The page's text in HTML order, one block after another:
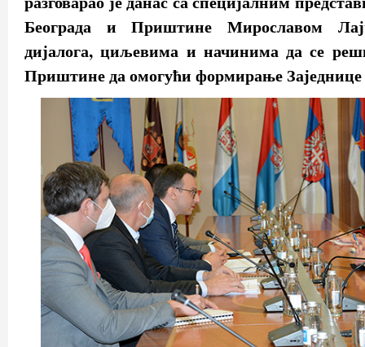
Београда и Приштине Мирославом
дијалога, циљевима и начинима да се
Приштине да омогући формирање